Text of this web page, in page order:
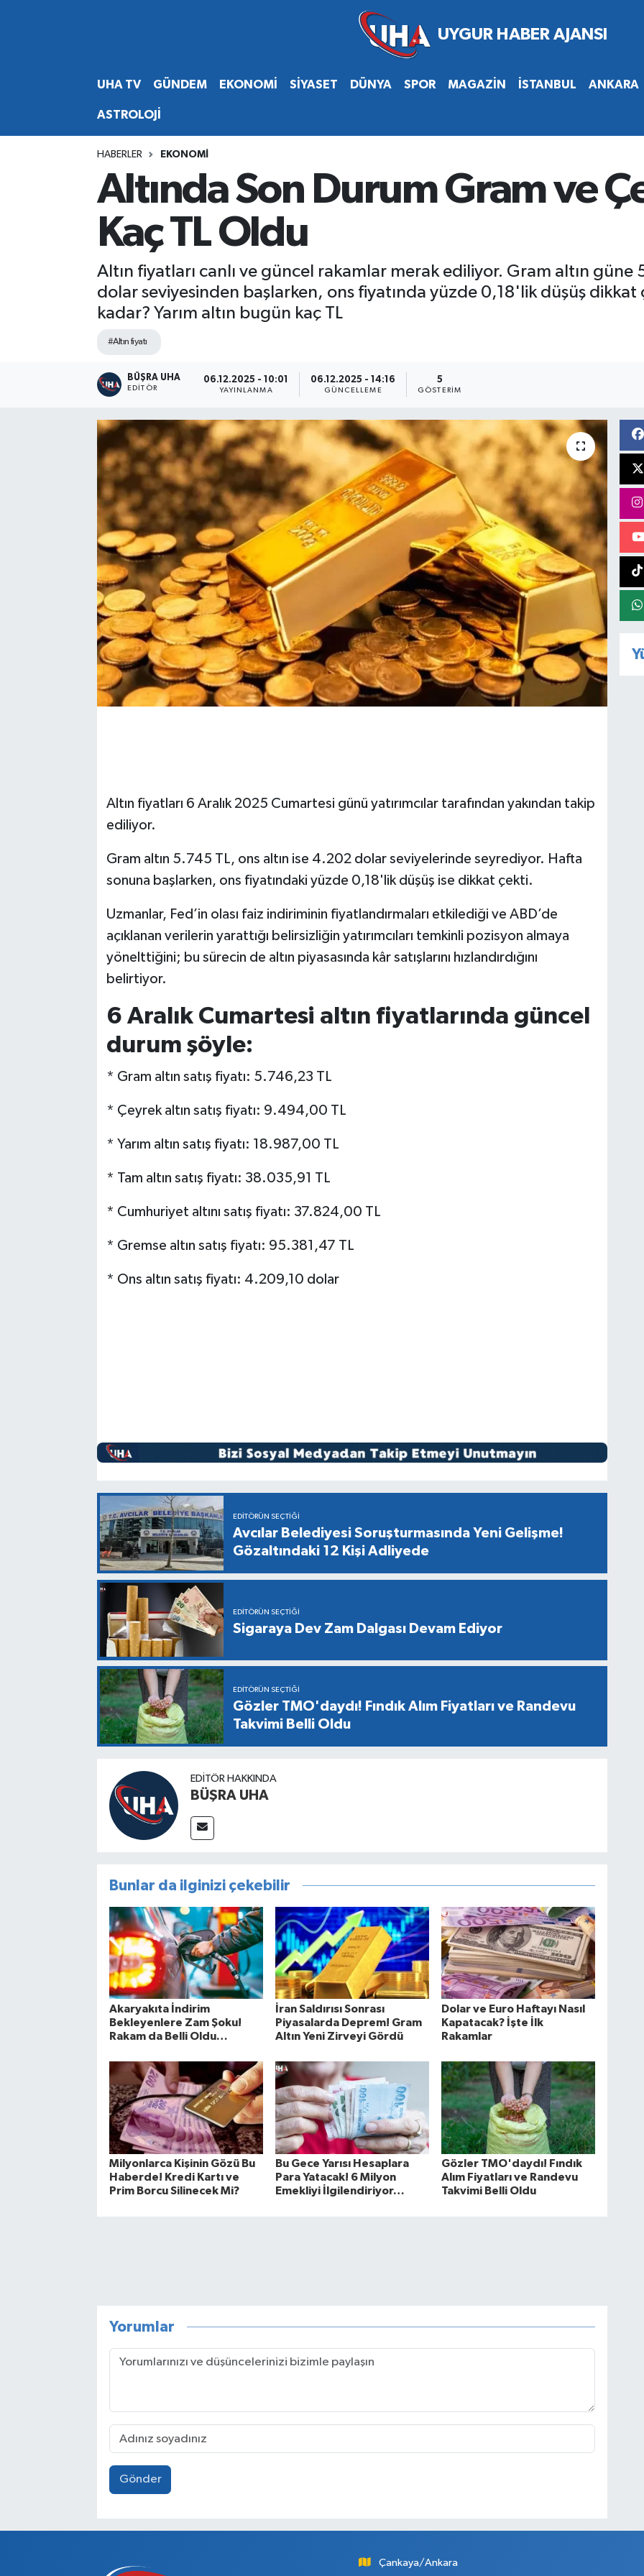
UHA TV GÜNDEM EKONOMİ SİYASET DÜNYA SPOR MAGAZİN İSTANBUL ANKARA
ASTROLOJİ
HABERLER EKONOMİ
Altında Son Durum Gram ve
Kaç TL Oldu
Altın fiyatları canlı ve güncel rakamlar merak ediliyor. Gram altın güne
dolar seviyesinden başlarken, ons fiyatında yüzde 0,18'lik düşüş dikkat
kadar? Yarım altın bugün kaç TL
#Altın fiyatı
BÜŞRA UHA
EDITÖR
06.12.2025 - 10:01
YAYINLANMA
06.12.2025 - 14:16
GÜNCELLEME
5
GÖSTERIM
Altın fiyatları 6 Aralık 2025 Cumartesi günü yatırımcılar tarafından yakından takip
ediliyor.
Gram altın 5.745 TL, ons altın ise 4.202 dolar seviyelerinde seyrediyor. Hafta
sonuna başlarken, ons fiyatındaki yüzde 0,18'lik düşüş ise dikkat çekti.
Uzmanlar, Fed’in olası faiz indiriminin fiyatlandırmaları etkilediği ve ABD’de
açıklanan verilerin yarattığı belirsizliğin yatırımcıları temkinli pozisyon almaya
yönelttiğini; bu sürecin de altın piyasasında kâr satışlarını hızlandırdığını
belirtiyor.
6 Aralık Cumartesi altın fiyatlarında güncel
durum şöyle:
* Gram altın satış fiyatı: 5.746,23 TL
* Çeyrek altın satış fiyatı: 9.494,00 TL
* Yarım altın satış fiyatı: 18.987,00 TL
* Tam altın satış fiyatı: 38.035,91 TL
* Cumhuriyet altını satış fiyatı: 37.824,00 TL
* Gremse altın satış fiyatı: 95.381,47 TL
* Ons altın satış fiyatı: 4.209,10 dolar
EDITÖRÜN SEÇTIĞI
Avcılar Belediyesi Soruşturmasında Yeni Gelişme!
Gözaltındaki 12 Kişi Adliyede
EDITÖRÜN SEÇTIĞI
Sigaraya Dev Zam Dalgası Devam Ediyor
EDITÖRÜN SEÇTIĞI
Gözler TMO'daydı! Fındık Alım Fiyatları ve Randevu
Takvimi Belli Oldu
EDITÖR HAKKINDA
BÜŞRA UHA
Bunlar da ilginizi çekebilir
Akaryakıta İndirim
Bekleyenlere Zam Şoku!
Rakam da Belli Oldu…
İran Saldırısı Sonrası
Piyasalarda Deprem! Gram
Altın Yeni Zirveyi Gördü
Dolar ve Euro Haftayı Nasıl
Kapatacak? İşte İlk
Rakamlar
Milyonlarca Kişinin Gözü Bu
Haberde! Kredi Kartı ve
Prim Borcu Silinecek Mi?
Bu Gece Yarısı Hesaplara
Para Yatacak! 6 Milyon
Emekliyi İlgilendiriyor…
Gözler TMO'daydı! Fındık
Alım Fiyatları ve Randevu
Takvimi Belli Oldu
Yorumlar
Gönder
Çankaya/Ankara
Hava Durumu
Süper Lig Puan Durumu ve Fikstür
Tüm Manşetler
Son Dakika Haberleri
Haber Arşivi